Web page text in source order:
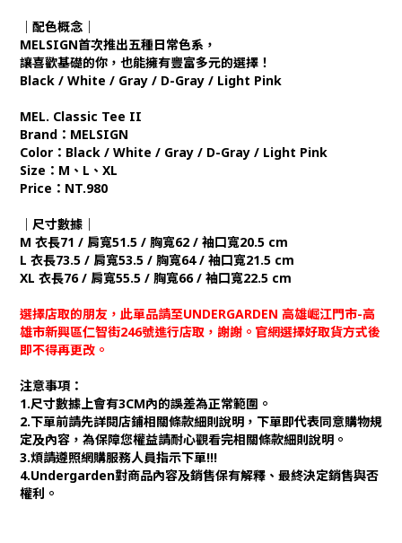
｜配色概念｜
MELSIGN首次推出五種日常色系，
讓喜歡基礎的你，也能擁有豐富多元的選擇！
Black / White / Gray / D-Gray / Light Pink
MEL. Classic Tee II
Brand：MELSIGN
Color：Black / White / Gray / D-Gray / Light Pink
Size：M、L、XL
Price：NT.980
｜尺寸數據｜
M 衣長71 / 肩寬51.5 / 胸寬62 / 袖口寬20.5 cm
L 衣長73.5 / 肩寬53.5 / 胸寬64 / 袖口寬21.5 cm
XL 衣長76 / 肩寬55.5 / 胸寬66 / 袖口寬22.5 cm
選擇店取的朋友，此單品請至UNDERGARDEN 高雄崛江門市-高
雄市新興區仁智街246號進行店取，謝謝。官網選擇好取貨方式後
即不得再更改。
注意事項：
1.尺寸數據上會有3CM內的誤差為正常範圍。
2.下單前請先詳閱店鋪相關條款細則說明，下單即代表同意購物規
定及內容，為保障您權益請耐心觀看完相關條款細則說明。
3.煩請遵照網購服務人員指示下單!!!
4.Undergarden對商品內容及銷售保有解釋、最終決定銷售與否
權利。